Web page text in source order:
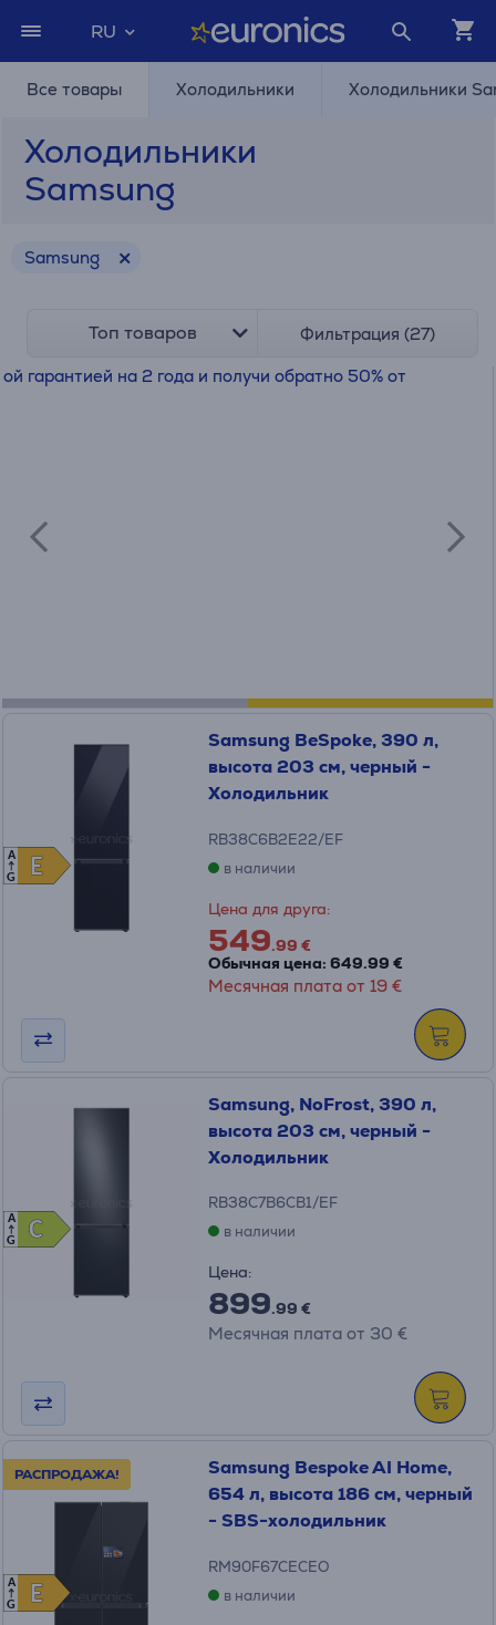
RU
Все товары Холодильники Холодильники
Холодильники
Samsung
Samsung
Топ товаров Фильтрация (27)
E
E
A
G
Samsung BeSpoke, 390 л,
высота 203 см, черный -
Холодильник
RB38C6B2E22/EF
в наличии
Цена для друга:
549.99 €
Обычная цена: 649.99 €
Месячная плата от 19 €
C
C
A
G
Samsung, NoFrost, 390 л,
высота 203 см, черный -
Холодильник
RB38C7B6CB1/EF
в наличии
Цена:
899.99 €
Месячная плата от 30 €
РАСПРОДАЖА!
E
E
A
G
Samsung Bespoke AI Home,
654 л, высота 186 см, черный
- SBS-холодильник
RM90F67CECEO
в наличии